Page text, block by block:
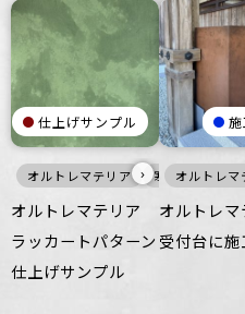
仕上げサンプル
オルトレマテリア 寒色 壁
›
オルトレマテリア
ラッカートパターン
仕上げサンプル
オルトレマ
オルトレ
受付台に施